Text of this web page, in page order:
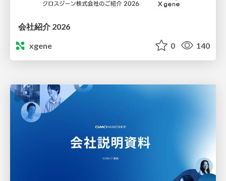
会社紹介 2026
xgene
0 140